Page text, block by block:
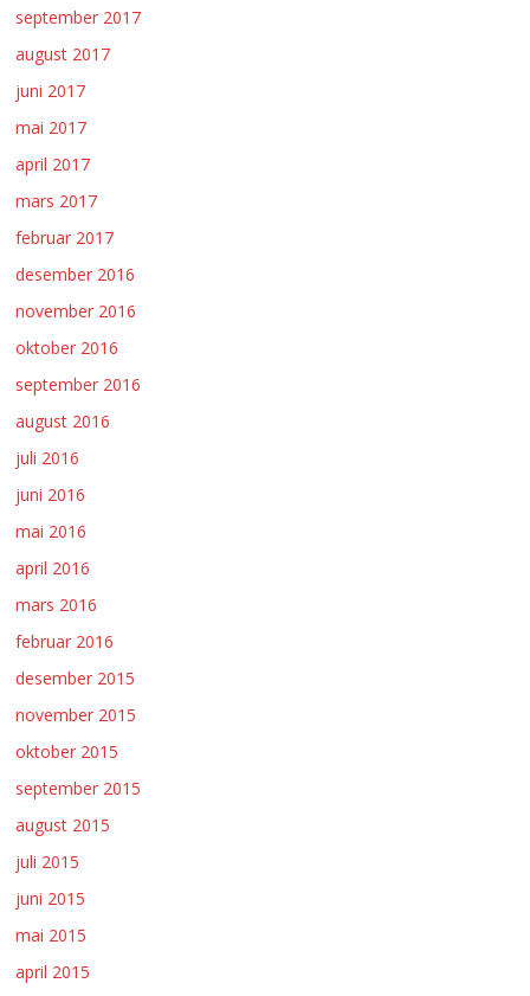
september 2017
august 2017
juni 2017
mai 2017
april 2017
mars 2017
februar 2017
desember 2016
november 2016
oktober 2016
september 2016
august 2016
juli 2016
juni 2016
mai 2016
april 2016
mars 2016
februar 2016
desember 2015
november 2015
oktober 2015
september 2015
august 2015
juli 2015
juni 2015
mai 2015
april 2015